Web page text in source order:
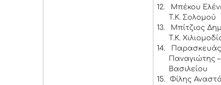
12.
Μπέκου
Τ.Κ. Σολομού
13.
Μπίτζιος
Τ.Κ.
14.
Παρασκευάς
Παναγιώτης –
Βασιλείου
15.
Φίλης